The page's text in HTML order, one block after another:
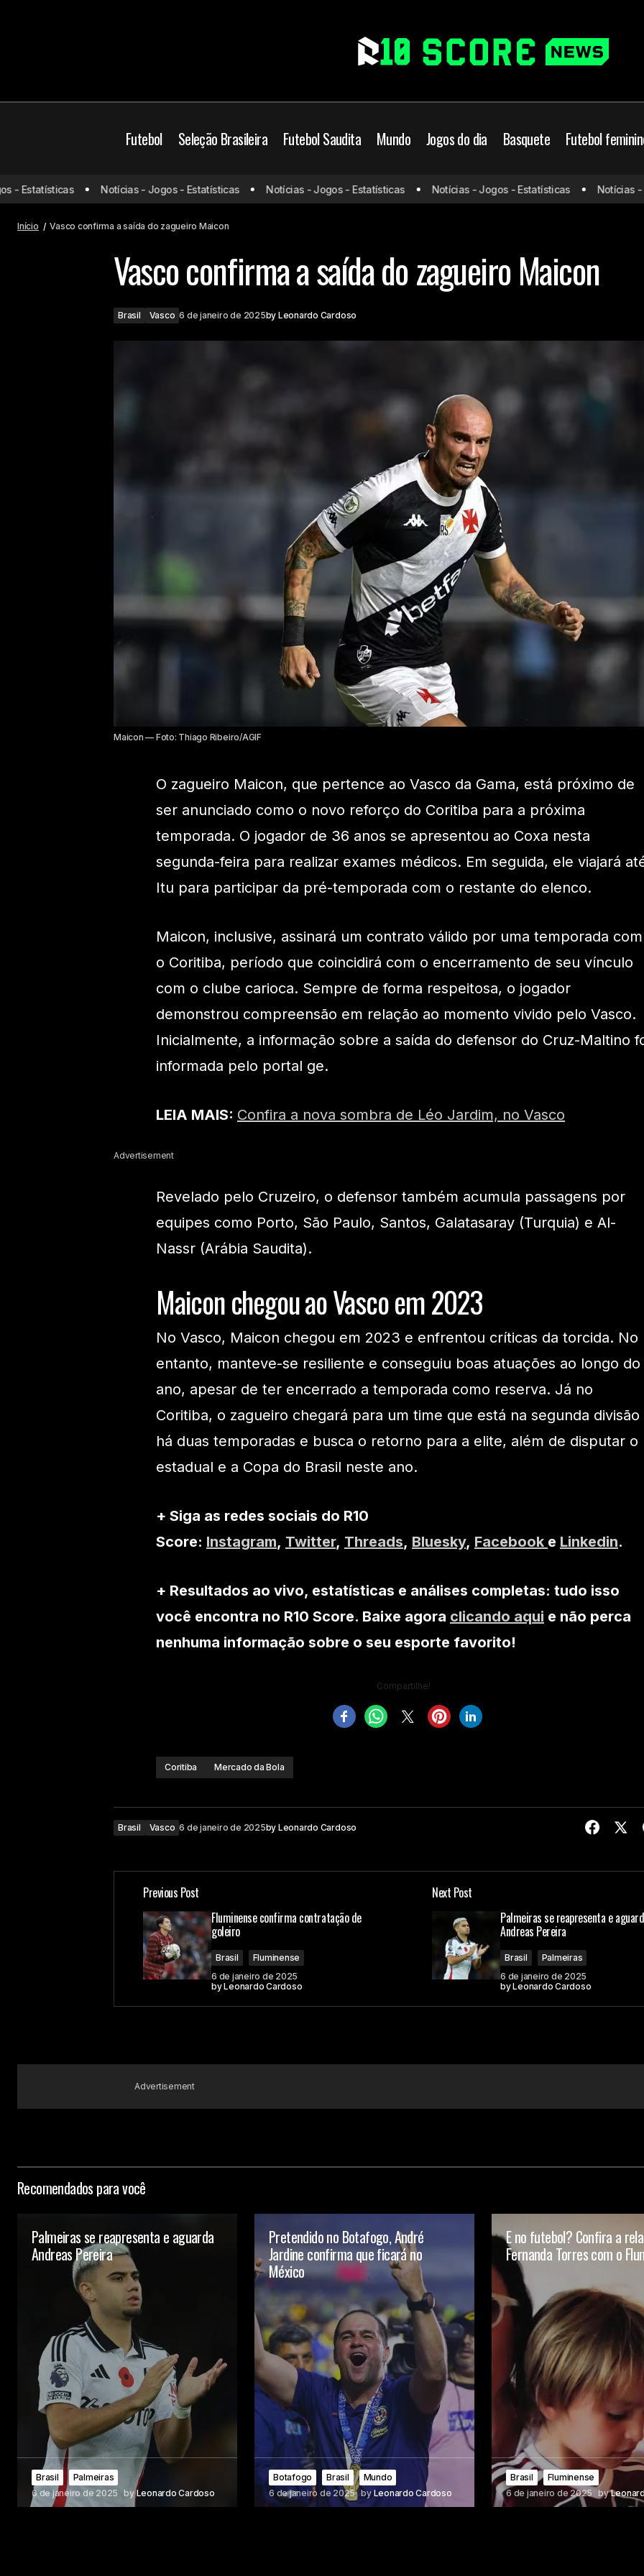
Futebol Seleção Brasileira Futebol Saudita Mundo Jogos do dia Basquete Futebol
Fluminense confirma contratação de
goleiro
Brasil Vasco Vasco confirma a saída do zagueiro Maicon
Estatísticas Notícias - Jogos - Estatísticas Notícias - Jogos - Estatísticas Notícias - Jogos - Estatísticas Notícias -
Início Vasco confirma a saída do zagueiro Maicon
Vasco confirma a saída do zagueiro Maicon
Brasil Vasco 6 de janeiro de 2025by Leonardo Cardoso
Maicon — Foto: Thiago Ribeiro/AGIF
O zagueiro Maicon, que pertence ao Vasco da Gama, está próximo de
ser anunciado como o novo reforço do Coritiba para a próxima
temporada. O jogador de 36 anos se apresentou ao Coxa nesta
segunda-feira para realizar exames médicos. Em seguida, ele viajará
Itu para participar da pré-temporada com o restante do elenco.
Maicon, inclusive, assinará um contrato válido por uma temporada com
o Coritiba, período que coincidirá com o encerramento de seu vínculo
com o clube carioca. Sempre de forma respeitosa, o jogador
demonstrou compreensão em relação ao momento vivido pelo Vasco.
Inicialmente, a informação sobre a saída do defensor do Cruz-Maltino
informada pelo portal ge.
LEIA MAIS: Confira a nova sombra de Léo Jardim, no Vasco
Advertisement
Revelado pelo Cruzeiro, o defensor também acumula passagens por
equipes como Porto, São Paulo, Santos, Galatasaray (Turquia) e Al-
Nassr (Arábia Saudita).
Maicon chegou ao Vasco em 2023
No Vasco, Maicon chegou em 2023 e enfrentou críticas da torcida. No
entanto, manteve-se resiliente e conseguiu boas atuações ao longo do
ano, apesar de ter encerrado a temporada como reserva. Já no
Coritiba, o zagueiro chegará para um time que está na segunda divisão
há duas temporadas e busca o retorno para a elite, além de disputar o
estadual e a Copa do Brasil neste ano.
+ Siga as redes sociais do R10
Score: Instagram, Twitter, Threads, Bluesky, Facebook e Linkedin.
+ Resultados ao vivo, estatísticas e análises completas: tudo isso
você encontra no R10 Score. Baixe agora clicando aqui e não perca
nenhuma informação sobre o seu esporte favorito!
Compartilhe!
Coritiba Mercado da Bola
Brasil Vasco 6 de janeiro de 2025by Leonardo Cardoso
Previous Post
Fluminense confirma contratação de
goleiro
Brasil
Fluminense
6 de janeiro de 2025
byLeonardo Cardoso
Next Post
Palmeiras se reapresenta e
Andreas Pereira
Brasil
Palmeiras
6 de janeiro de 2025
byLeonardo Cardoso
Advertisement
Recomendados para você
Palmeiras se reapresenta e aguarda
Andreas Pereira
Brasil
Palmeiras
6 de janeiro de 2025
byLeonardo Cardoso
Pretendido no Botafogo, André
Jardine confirma que ficará no
México
Botafogo Brasil
Mundo
6 de janeiro de 2025 by Leonardo Cardoso
E no futebol? Confira a
Fernanda Torres com o
Brasil
Fluminense
6 de janeiro de 2025
by